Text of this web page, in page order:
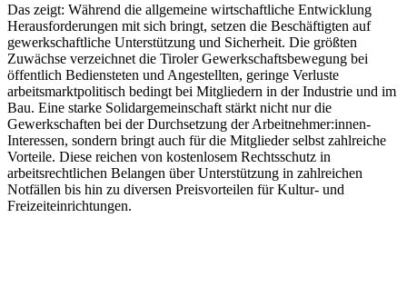
Das zeigt: Während die allgemeine wirtschaftliche Entwicklung
Herausforderungen mit sich bringt, setzen die Beschäftigten auf
gewerkschaftliche Unterstützung und Sicherheit. Die größten
Zuwächse verzeichnet die Tiroler Gewerkschaftsbewegung bei
öffentlich Bediensteten und Angestellten, geringe Verluste
arbeitsmarktpolitisch bedingt bei Mitgliedern in der Industrie und im
Bau. Eine starke Solidargemeinschaft stärkt nicht nur die
Gewerkschaften bei der Durchsetzung der Arbeitnehmer:innen-
Interessen, sondern bringt auch für die Mitglieder selbst zahlreiche
Vorteile. Diese reichen von kostenlosem Rechtsschutz in
arbeitsrechtlichen Belangen über Unterstützung in zahlreichen
Notfällen bis hin zu diversen Preisvorteilen für Kultur- und
Freizeiteinrichtungen.